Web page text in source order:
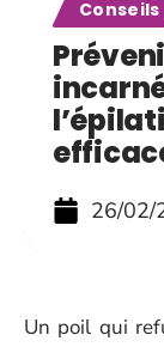
Conseils
26/02/
Un poil qui